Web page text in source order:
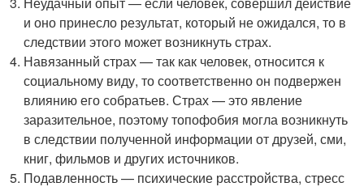
и оно принесло результат, который не ожидался, то в
следствии этого может возникнуть страх.
Навязанный страх — так как человек, относится к
социальному виду, то соответственно он подвержен
влиянию его собратьев. Страх — это явление
заразительное, поэтому топофобия могла возникнуть
в следствии полученной информации от друзей, сми,
книг, фильмов и других источников.
Подавленность — психические расстройства, стресс